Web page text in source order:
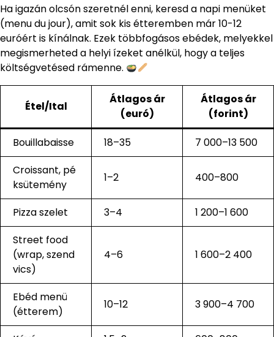
Ha igazán olcsón szeretnél enni, keresd a napi menüket
(menu du jour), amit sok kis étteremben már 10-12
euróért is kínálnak. Ezek többfogásos ebédek, melyekkel
megismerheted a helyi ízeket anélkül, hogy a teljes
költségvetésed rámenne.
Étel/Ital
Átlagos ár
(euró)
Átlagos ár
(forint)
Bouillabaisse 18–35
7 000–13 500
Croissant, pé
ksütemény
1–2 400–800
Pizza szelet 3–4
1 200–1 600
Street food
(wrap, szend
vics)
4–6 1 600–2 400
Ebéd menü
(étterem)
10–12 3 900–4 700